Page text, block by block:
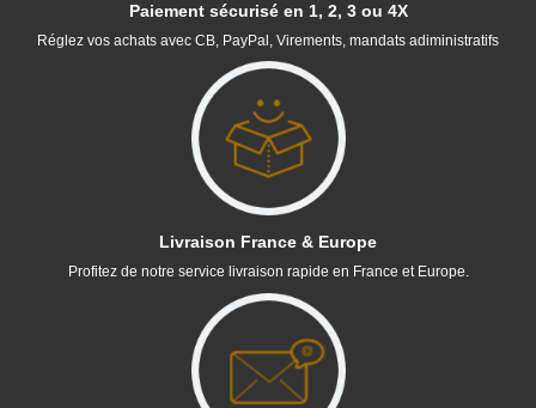
Paiement sécurisé en 1, 2, 3 ou 4X
Réglez vos achats avec CB, PayPal, Virements, mandats adiministratifs
Livraison France & Europe
Profitez de notre service livraison rapide en France et Europe.